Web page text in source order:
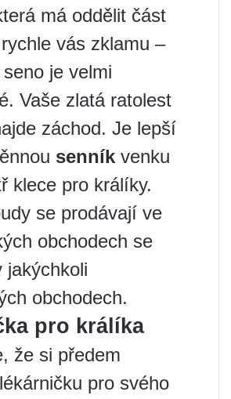
má oddělit část
vás zklamu –
je velmi
Vaše zlatá ratolest
záchod. Je lepší
senník venku
klece pro králíky.
se prodávají ve
obchodech se
jakýchkoli
obchodech.
pro králíka
že si předem
pro svého